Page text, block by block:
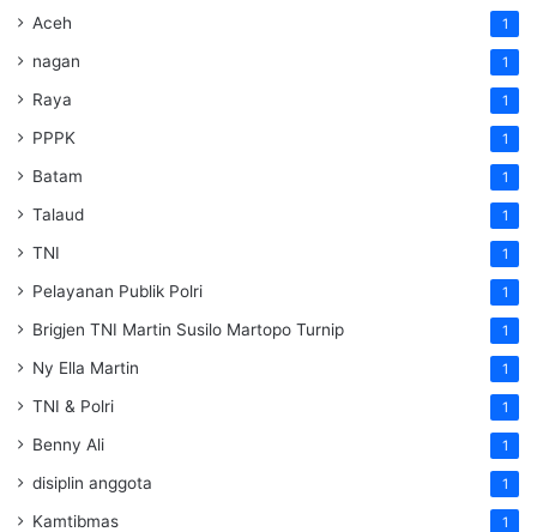
Aceh 1
nagan 1
Raya 1
PPPK 1
Batam 1
Talaud 1
TNI 1
Pelayanan Publik Polri 1
Brigjen TNI Martin Susilo Martopo Turnip 1
Ny Ella Martin 1
TNI & Polri 1
Benny Ali 1
disiplin anggota 1
Kamtibmas 1